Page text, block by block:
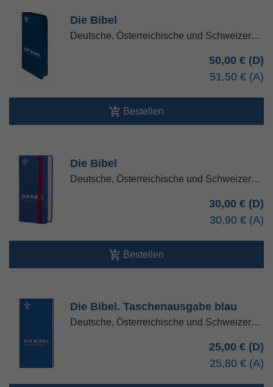
Die Bibel
Deutsche, Österreichische und Schweizer…
50,00 €
51,50 €
Bestellen
Die Bibel
Deutsche, Österreichische und Schweizer…
30,00 €
30,90 €
Bestellen
Die Bibel. Taschenausgabe blau
Deutsche, Österreichische und Schweizer…
25,00 €
25,80 €